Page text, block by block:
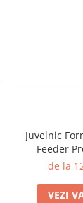
Juvelnic
Feeder
de la
VEZI